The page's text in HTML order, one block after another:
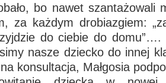
bo nawet szantażowali
za każdym drobiazgiem:
do ciebie do
nasze dziecko do innej
konsultacja, Małgosia